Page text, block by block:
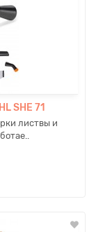
SHE 71
листвы и